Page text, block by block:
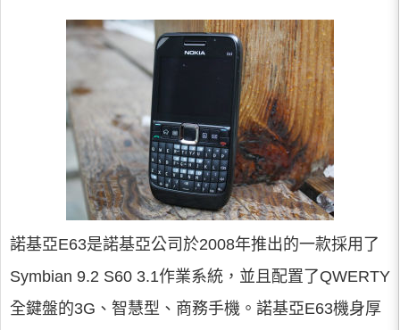
諾基亞E63是諾基亞公司於2008年推出的一款採用了
Symbian 9.2 S60 3.1作業系統，並且配置了QWERTY
全鍵盤的3G、智慧型、商務手機。諾基亞E63機身厚